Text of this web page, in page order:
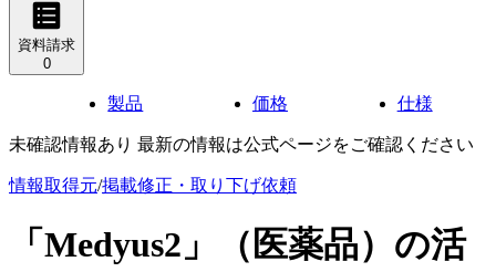
資料請求
0
製品 価格 仕様
未確認情報あり 最新の情報は公式ページをご確認ください
情報取得元/掲載修正・取り下げ依頼
「Medyus2」（医薬品） の活